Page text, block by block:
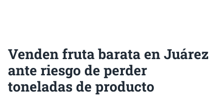
Venden fruta barata en Juárez
ante riesgo de perder
toneladas de producto